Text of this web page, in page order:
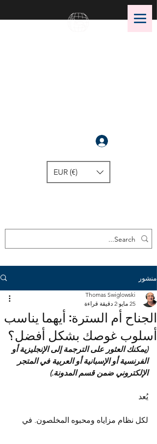
EUR (€)
منشور
الجناح أم السترة: أيهما يناسب
أسلوب غوصك بشكل أفضل؟
Thomas Swiglowski
25 مايو
2 دقيقة قراءة
(يمكنك العثور على الترجمة إلى الإنجليزية أو
الفرنسية أو الإسبانية أو العربية في المتجر
الإلكتروني ضمن قسم المدونة.)
يُعد
لكل نظام مزاياه ومحبوه المخلصون. في